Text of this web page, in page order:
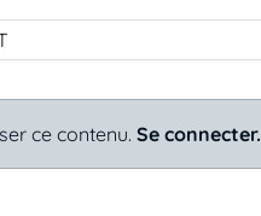
ce contenu. Se connecter.